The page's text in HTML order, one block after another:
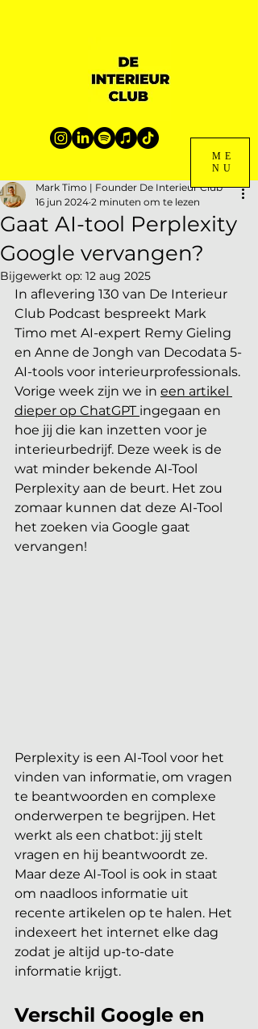
ME
NU
Gaat AI-tool Perplexity
Google vervangen?
Mark Timo | Founder De Interieur Club
16 jun 2024 2 minuten om te lezen
Bijgewerkt op: 12 aug 2025
In aflevering 130 van De Interieur
Club Podcast bespreekt Mark
Timo met AI-expert Remy Gieling
en Anne de Jongh van Decodata 5-
AI-tools voor interieurprofessionals.
Vorige week zijn we in een artikel
dieper op ChatGPT ingegaan en
hoe jij die kan inzetten voor je
interieurbedrijf. Deze week is de
wat minder bekende AI-Tool
Perplexity aan de beurt. Het zou
zomaar kunnen dat deze AI-Tool
het zoeken via Google gaat
vervangen!
Perplexity is een AI-Tool voor het
vinden van informatie, om vragen
te beantwoorden en complexe
onderwerpen te begrijpen. Het
werkt als een chatbot: jij stelt
vragen en hij beantwoordt ze.
Maar deze AI-Tool is ook in staat
om naadloos informatie uit
recente artikelen op te halen. Het
indexeert het internet elke dag
zodat je altijd up-to-date
informatie krijgt.
Verschil Google en